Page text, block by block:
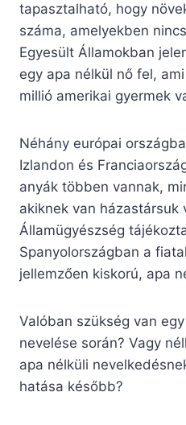
tapasztalható, hogy
száma, amelyekben
Egyesült Államokban
egy apa nélkül nő fel,
millió amerikai gyermek
Néhány európai
Izlandon és
anyák többen vannak,
akiknek van házastársuk
Államügyészség
Spanyolországban a
jellemzően kiskorú, apa
Valóban szükség van
nevelése során? Vagy
apa nélküli
hatása később?